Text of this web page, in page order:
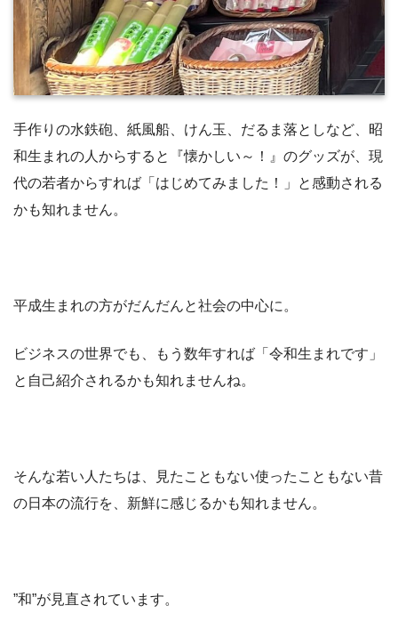
手作りの水鉄砲、紙風船、けん玉、だるま落としなど、昭
和生まれの人からすると『懐かしい～！』のグッズが、現
代の若者からすれば「はじめてみました！」と感動される
かも知れません。
平成生まれの方がだんだんと社会の中心に。
ビジネスの世界でも、もう数年すれば「令和生まれです」
と自己紹介されるかも知れませんね。
そんな若い人たちは、見たこともない使ったこともない昔
の日本の流行を、新鮮に感じるかも知れません。
”和”が見直されています。